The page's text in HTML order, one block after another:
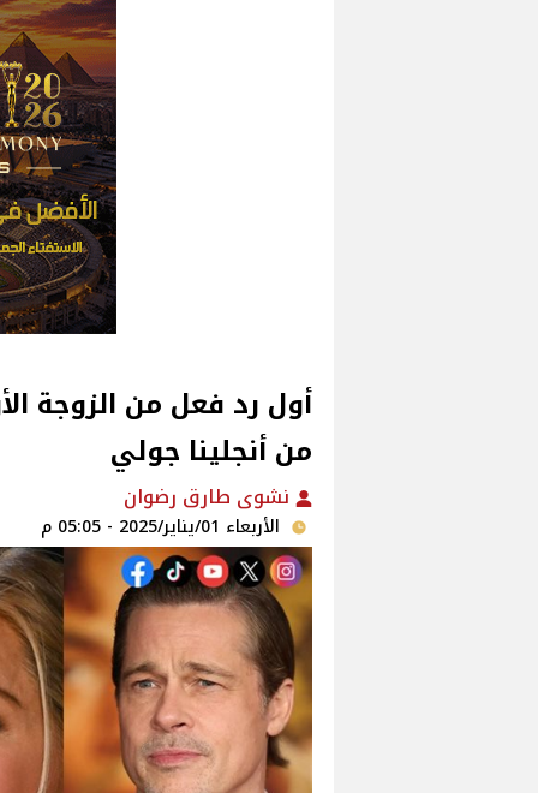
أول رد فعل من الزوجة
من أنجلينا جولي
نشوى طارق رضوان
الأربعاء 01/يناير/2025 - 05:05 م